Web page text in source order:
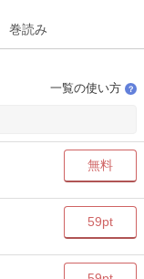
巻読み
一覧の使い方 ？
無料
59pt